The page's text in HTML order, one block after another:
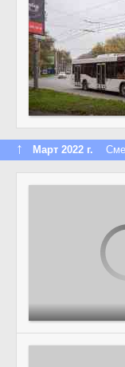
↑ Март 2022 г.